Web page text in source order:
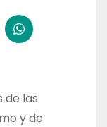
de las
y de